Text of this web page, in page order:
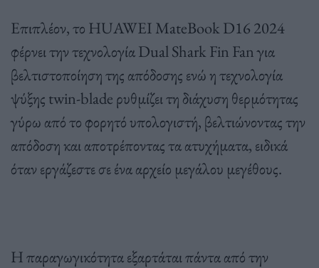
Επιπλέον, το HUAWEI MateBook D16 2024
φέρνει την τεχνολογία Dual Shark Fin Fan για
βελτιστοποίηση της απόδοσης ενώ η τεχνολογία
ψύξης twin-blade ρυθμίζει τη διάχυση θερμότητας
γύρω από το φορητό υπολογιστή, βελτιώνοντας την
απόδοση και αποτρέποντας τα ατυχήματα, ειδικά
όταν εργάζεστε σε ένα αρχείο μεγάλου μεγέθους.
Η παραγωγικότητα εξαρτάται πάντα από την